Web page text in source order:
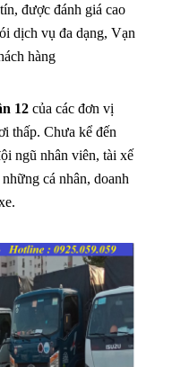
được đánh giá cao
dịch vụ đa dạng, Vạn
hàng
12 của các đơn vị
thấp. Chưa kể đến
ngũ nhân viên, tài xế
cá nhân, doanh